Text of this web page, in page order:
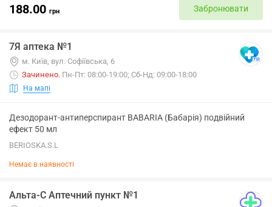
188.00 грн Забронювати
7Я аптека №1
м. Київ, вул. Софiївська, 6
Зачинено. Пн-Пт: 08:00-19:00; Сб-Нд: 09:00-18:00
На мапі
Дезодорант-антиперспирант BABARIA (Бабарія) подвійний
ефект 50 мл
BERIOSKA.S.L
Немає в наявності
Альта-С Аптечний пункт №1